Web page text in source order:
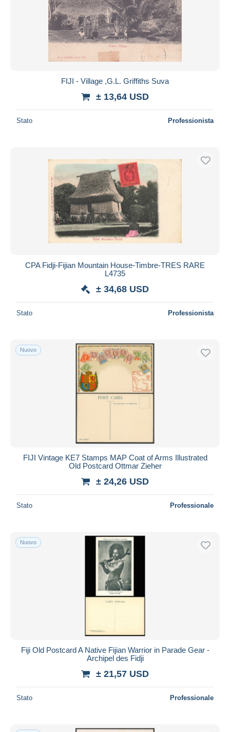
FIJI - Village ,G.L. Griffiths Suva
± 13,64 USD
Stato Professionista
CPA Fidji-Fijian Mountain House-Timbre-TRES RARE
L4735
± 34,68 USD
Stato Professionista
Nuovo
FIJI Vintage KE7 Stamps MAP Coat of Arms Illustrated
Old Postcard Ottmar Zieher
± 24,26 USD
Stato Professionale
Nuovo
Fiji Old Postcard A Native Fijian Warrior in Parade Gear -
Archipel des Fidji
± 21,57 USD
Stato Professionale